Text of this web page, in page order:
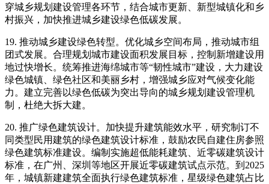
穿城乡规划建设管理各环节，结合城市更新、新型城镇化和乡
村振兴，加快推进城乡建设绿色低碳发展。
19. 推动城乡建设绿色转型。优化城乡空间布局，推动城市组
团式发展。合理规划城市建设面积发展目标，控制新增建设用
地过快增长。统筹推进海绵城市等“韧性城市”建设，大力建设
绿色城镇、绿色社区和美丽乡村，增强城乡应对气候变化能
力。建立完善以绿色低碳为突出导向的城乡规划建设管理机
制，杜绝大拆大建。
20. 推广绿色建筑设计。加快提升建筑能效水平，研究制订不
同类型民用建筑的绿色建筑设计标准，鼓励农民自建住房参照
绿色建筑标准建设。编制实施超低能耗建筑、近零碳建筑设计
标准，在广州、深圳等地区开展近零碳建筑试点示范。到2025
年，城镇新建建筑全面执行绿色建筑标准，星级绿色建筑占比